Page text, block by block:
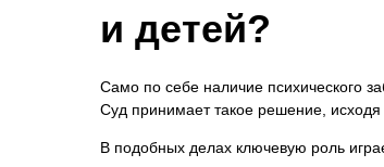
и детей?
Само по себе наличие психического
Суд принимает такое решение, исходя
В подобных делах ключевую роль